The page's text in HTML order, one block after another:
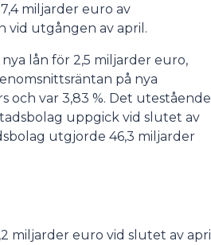
miljarder euro av
vid utgången av april.
lån för 2,5 miljarder euro,
på nya
och var 3,83 %. Det utestående
uppgick vid slutet av
utgjorde 46,3 miljarder
miljarder euro vid slutet av april